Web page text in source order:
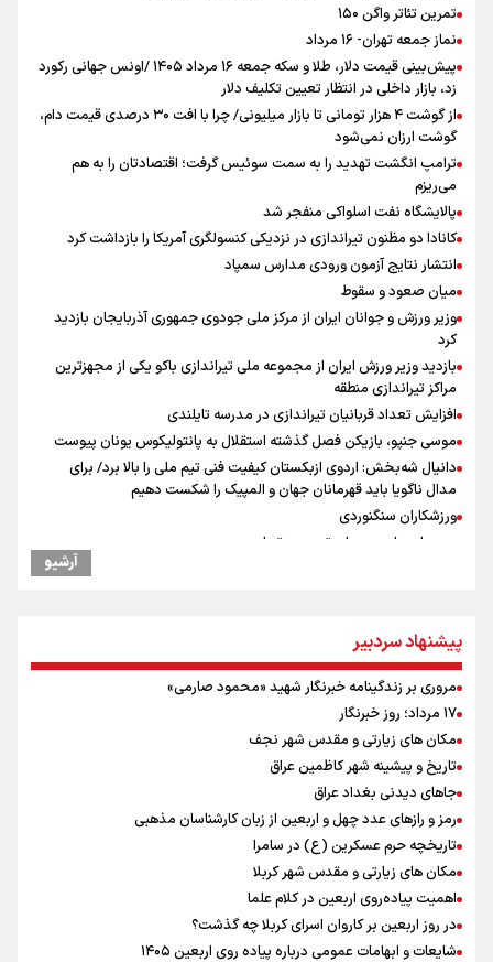
تمرین تئاتر واگن ۱۵۰
نماز جمعه تهران- ۱۶ مرداد
پیش‌بینی قیمت دلار، طلا و سکه جمعه ۱۶ مرداد ۱۴۰۵ /اونس جهانی رکورد
زد، بازار داخلی در انتظار تعیین تکلیف دلار
از گوشت ۴ هزار تومانی تا بازار میلیونی/ چرا با افت ۳۰ درصدی قیمت دام،
گوشت ارزان نمی‌شود
ترامپ انگشت تهدید را به سمت سوئیس گرفت؛ اقتصادتان را به هم
می‌ریزم
پالایشگاه نفت اسلواکی منفجر شد
کانادا دو مظنون تیراندازی در نزدیکی کنسولگری آمریکا را بازداشت کرد
انتشار نتایج آزمون ورودی مدارس سمپاد
میان صعود و سقوط
وزیر ورزش و جوانان ایران از مرکز ملی جودوی جمهوری آذربایجان بازدید
کرد
بازدید وزیر ورزش ایران از مجموعه ملی تیراندازی باکو یکی از مجهزترین
مراکز تیراندازی منطقه
افزایش تعداد قربانیان تیراندازی در مدرسه تایلندی
موسی جنپو، بازیکن فصل گذشته استقلال به پانتولیکوس یونان پیوست
دانیال شه‌بخش: اردوی ازبکستان کیفیت فنی تیم ملی را بالا برد/ برای
مدال ناگویا باید قهرمانان جهان و المپیک را شکست دهیم
ورزشکاران سنگنوردی
یمن، ایستاده در برابر تحریم و تجاوز
خطیب جمعه تهران: دشمن شکست مفتضحانه خورده و به التماس افتاده،
ادبیات باخت را هم بلد نیست
رئیس جمهور : آیا انجام مذاکرات باعث بروز جنگ شد؟
پزشکیان : آمریکا تلاش می‌کند همسایگان را علیه ما بسیج کند
خبر سخنگوی کمیسیون امنیت از توافق در چارچوب کلی مذاکرات ایران و
عمان بر سر تنگه هرمز
محسن رضایی: اجازه باز شدن مسیر دوم در تنگه هرمز را نخواهیم داد
افتتاحیه جشنواره نمايش عروسكى تهران-مبارك
آرشیو
پیشنهاد سردبیر
مروری بر زندگینامه خبرنگار شهید «محمود صارمی»
۱۷ مرداد؛ روز خبرنگار
مکان های زیارتی و مقدس شهر نجف
تاریخ و پیشینه شهر کاظمین عراق
جاهای دیدنی بغداد عراق
رمز و رازهای عدد چهل و اربعین از زبان کارشناسان مذهبی
تاریخچه حرم عسکرین (ع) در سامرا
مکان های زیارتی و مقدس شهر کربلا
اهمیت پیاده‌روی اربعین در کلام علما
در روز اربعین بر کاروان اسرای کربلا چه گذشت؟
شایعات و ابهامات عمومی درباره پیاده روی اربعین ۱۴۰۵